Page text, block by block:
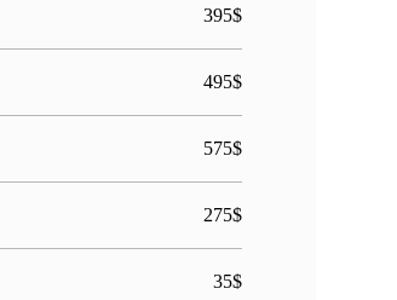
395$
495$
575$
275$
35$